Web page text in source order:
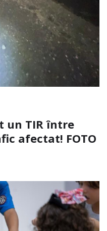
un TIR între
afectat! FOTO